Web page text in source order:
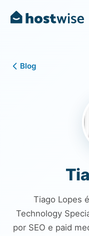
Blog
Tiago Lopes
Technology
por SEO e paid